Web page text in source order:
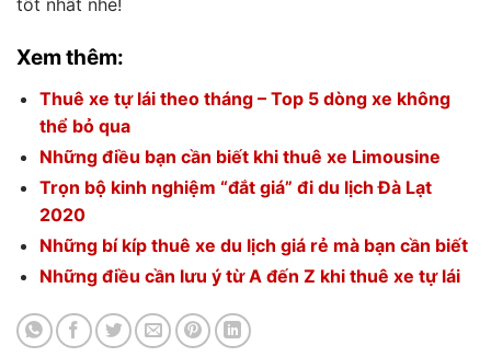
Xem thêm:
Thuê xe tự lái theo tháng – Top 5 dòng xe không
thể bỏ qua
Những điều bạn cần biết khi thuê xe Limousine
Trọn bộ kinh nghiệm “đắt giá” đi du lịch Đà Lạt
2020
Những bí kíp thuê xe du lịch giá rẻ mà bạn cần biết
Những điều cần lưu ý từ A đến Z khi thuê xe tự lái